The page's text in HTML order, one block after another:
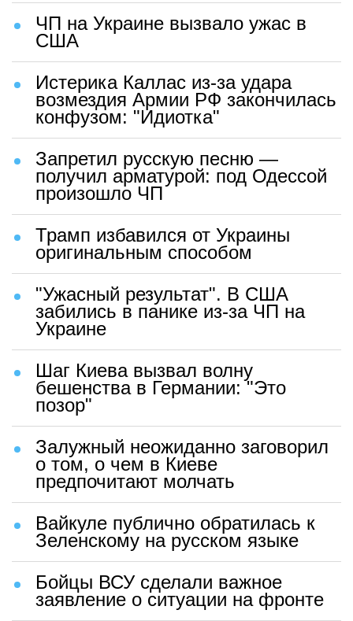
ЧП на Украине вызвало ужас в
США
Истерика Каллас из-за удара
возмездия Армии РФ закончилась
конфузом: "Идиотка"
Запретил русскую песню —
получил арматурой: под Одессой
произошло ЧП
Трамп избавился от Украины
оригинальным способом
"Ужасный результат". В США
забились в панике из-за ЧП на
Украине
Шаг Киева вызвал волну
бешенства в Германии: "Это
позор"
Залужный неожиданно заговорил
о том, о чем в Киеве
предпочитают молчать
Вайкуле публично обратилась к
Зеленскому на русском языке
Бойцы ВСУ сделали важное
заявление о ситуации на фронте